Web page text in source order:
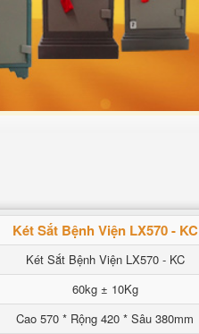
Két Sắt Bệnh Viện LX570 - KC
Két Sắt Bệnh Viện LX570 - KC
60kg ± 10Kg
Cao 570 * Rộng 420 * Sâu 380mm